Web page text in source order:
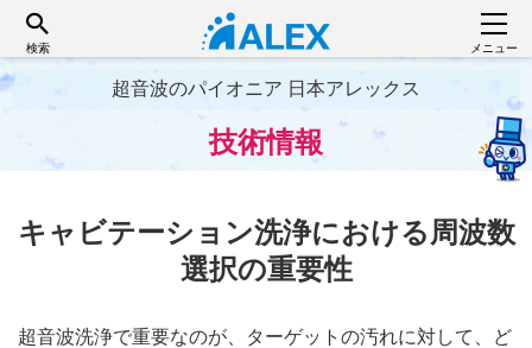
検索 メニュー
超音波のパイオニア 日本アレックス
技術情報
キャビテーション洗浄における周波数
選択の重要性
超音波洗浄で重要なのが、ターゲットの汚れに対して、ど